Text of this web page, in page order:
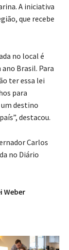
A iniciativa
que recebe
no local é
Brasil. Para
ter essa lei
para
destino
destacou.
Carlos
no Diário
Weber